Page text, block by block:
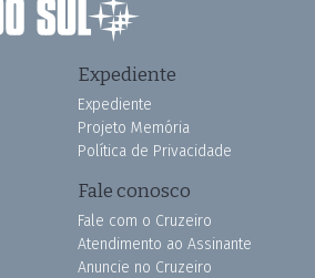
Expediente
Expediente
Projeto Memória
Política de Privacidade
Fale conosco
Fale com o Cruzeiro
Atendimento ao Assinante
Anuncie no Cruzeiro